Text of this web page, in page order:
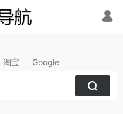
淘宝 Google